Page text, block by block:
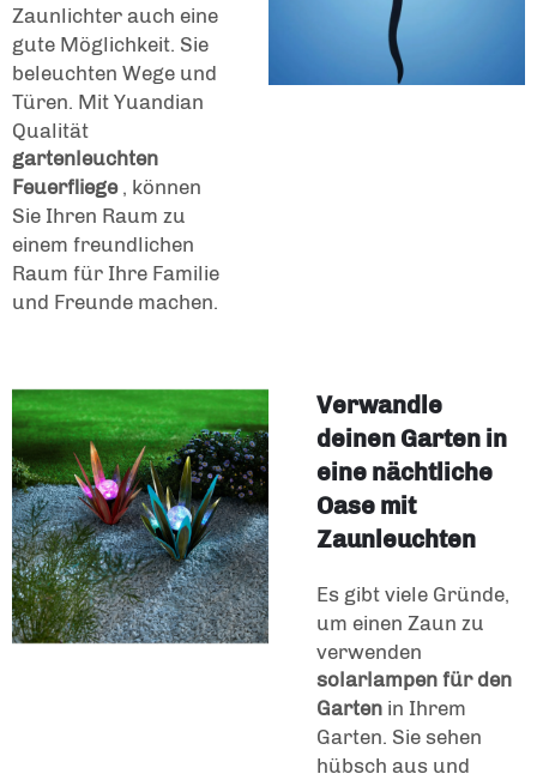
Zaunlichter auch eine
gute Möglichkeit. Sie
beleuchten Wege und
Türen. Mit Yuandian
Qualität
gartenleuchten
Feuerfliege , können
Sie Ihren Raum zu
einem freundlichen
Raum für Ihre Familie
und Freunde machen.
Verwandle
deinen Garten in
eine nächtliche
Oase mit
Zaunleuchten
Es gibt viele Gründe,
um einen Zaun zu
verwenden
solarlampen für den
Garten in Ihrem
Garten. Sie sehen
hübsch aus und